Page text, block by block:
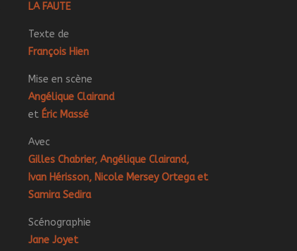
LA FAUTE
Texte de
François Hien
Mise en scène
Angélique Clairand
et Éric Massé
Avec
Gilles Chabrier, Angélique Clairand,
Ivan Hérisson, Nicole Mersey Ortega et
Samira Sedira
Scénographie
Jane Joyet